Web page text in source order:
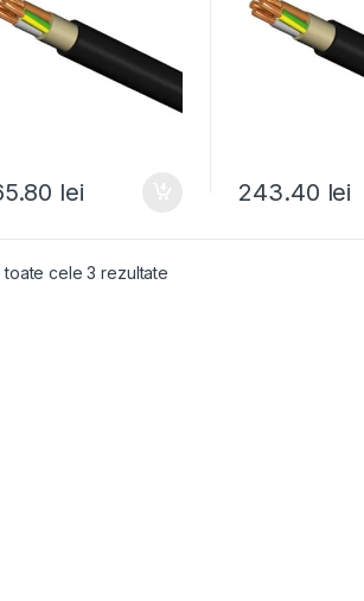
lei 243.40 lei
toate cele 3 rezultate